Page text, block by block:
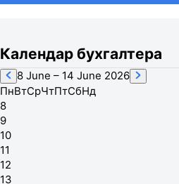
Календар бухгалтера
8 June – 14 June 2026
ПнВтСрЧтПтСбНд
8
9
10
11
12
13